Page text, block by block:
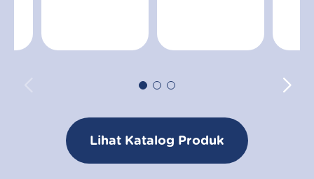
Lihat Katalog Produk